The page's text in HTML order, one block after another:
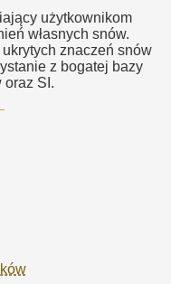
użytkownikom
własnych snów.
znaczeń snów
z bogatej bazy
oraz SI.